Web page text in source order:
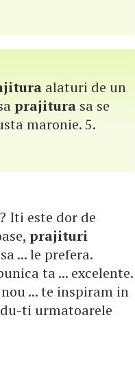
alaturi de un
prajitura sa se
maronie. 5.
? Iti este dor de
prajituri
... le prefera.
ta ... excelente.
... te inspiram in
ti urmatoarele